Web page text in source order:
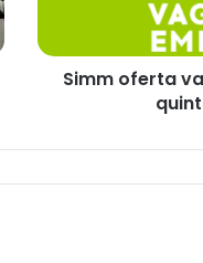
(9)
Simm oferta